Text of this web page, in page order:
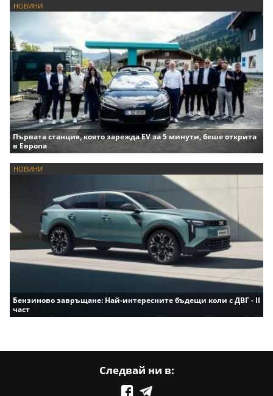
НОВИНИ
Първата станция, която зарежда EV за 5 минути, беше открита
в Европа
НОВИНИ
Бензиново завръщане: Най-интересните бъдещи коли с ДВГ - II
част
Следвай ни в: